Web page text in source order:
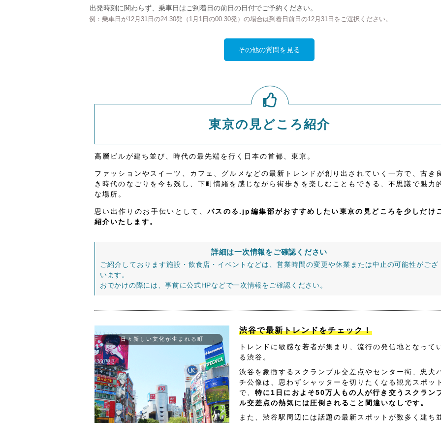
出発時刻に関わらず、乗車日はご到着日の前日の日付でご予約ください。
例：乗車日が12月31日の24:30発（1月1日の00:30発）の場合は到着日前日の12月31日をご選択ください。
その他の質問を見る
東京の見どころ紹介
高層ビルが建ち並び、時代の最先端を行く日本の首都、東京。
ファッションやスイーツ、カフェ、グルメなどの最新トレンドが創り出されていく一方で、古き
き時代のなごりを今も残し、下町情緒を感じながら街歩きを楽しむこともできる、不思議で魅力
な場所。
思い出作りのお手伝いとして、 バスのる.jp編集部がおすすめしたい東京の見どころを少しだけ
紹介いたします。
詳細は一次情報をご確認ください
ご紹介しております施設・飲食店・イベントなどは、営業時間の変更や休業または中止の可能性がござ
います。
おでかけの際には、事前に公式HPなどで一次情報をご確認ください。
日々新しい文化が生まれる町
渋谷で最新トレンドをチェック！
トレンドに敏感な若者が集まり、流行の発信地となって
る渋谷。
渋谷を象徴するスクランブル交差点やセンター街、忠犬
チ公像は、思わずシャッターを切りたくなる観光スポッ
で、特に1日におよそ50万人もの人が行き交うスクラン
ル交差点の熱気には圧倒されること間違いなしです。
また、渋谷駅周辺には話題の最新スポットが数多く建ち